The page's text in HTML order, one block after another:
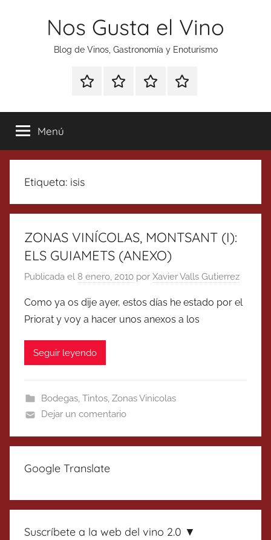
Nos Gusta el Vino
Blog de Vinos, Gastronomía y Enoturismo
Especial
Tonics
Enoturismo
Gastronomía
RankingContacto
Menú
Etiqueta: isis
ZONAS VINÍCOLAS, MONTSANT (I):
ELS GUIAMETS (ANEXO)
Publicada el 8 enero, 2010 por Xavier Valls Gutierrez
Como ya os dije ayer, estos días he estado por el
Priorat y voy a hacer unos anexos a los
Seguir leyendo
Bodegas, Tintos, Zonas Vinicolas
Dejar un comentario
Google Translate
Suscríbete a la web del vino 2.0 ▼